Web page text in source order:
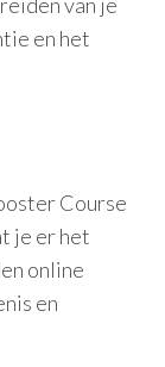
van je
en het
Course
je er het
online
en